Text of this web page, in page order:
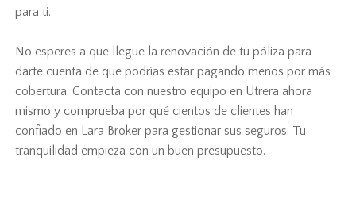
para ti.
No esperes a que llegue la renovación de tu póliza para
darte cuenta de que podrías estar pagando menos por más
cobertura. Contacta con nuestro equipo en Utrera ahora
mismo y comprueba por qué cientos de clientes han
confiado en Lara Broker para gestionar sus seguros. Tu
tranquilidad empieza con un buen presupuesto.